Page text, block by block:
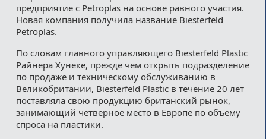
Медиакит
предприятие с Petroplas на основе равного участия.
Новая компания получила название Biesterfeld
Petroplas.
По словам главного управляющего Biesterfeld Plastic
Райнера Хунеке, прежде чем открыть подразделение
по продаже и техническому обслуживанию в
Великобритании, Biesterfeld Plastic в течение 20 лет
поставляла свою продукцию британский рынок,
занимающий четверное место в Европе по объему
спроса на пластики.